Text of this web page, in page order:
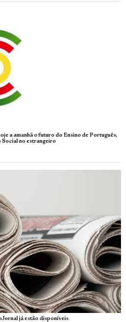
a amanhã o futuro do Ensino de Português,
Social no estrangeiro
já estão disponíveis